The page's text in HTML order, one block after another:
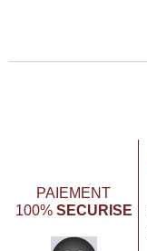
PAIEMENT
100% SECURISE